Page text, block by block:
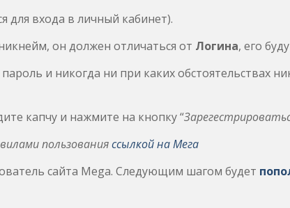
для входа в личный кабинет).
он должен отличаться от Логина, его
и никогда ни при каких обстоятельствах
капчу и нажмите на кнопку “
пользованияссылкой на Мега
сайта Mega. Следующим шагом будет